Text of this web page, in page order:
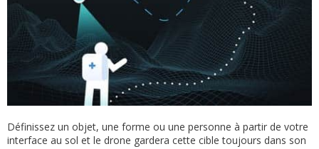
Définissez un objet, une forme ou une personne à partir de votre
interface au sol et le drone gardera cette cible toujours dans son